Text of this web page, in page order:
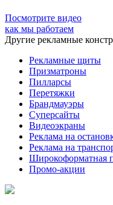
Посмотрите видео
как мы работаем
Другие рекламные
Рекламные щиты
Призматроны
Пилларсы
Перетяжки
Брандмауэры
Суперсайты
Видеоэкраны
Реклама на
Реклама на
Широкоформатная
Промо-акции